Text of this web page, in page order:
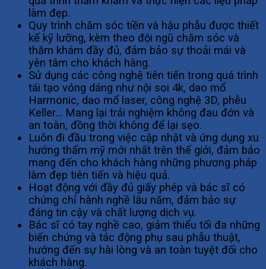
làm đẹp.
Quy trình chăm sóc tiền và hậu phẫu được thiết
kế kỹ lưỡng, kèm theo đội ngũ chăm sóc và
thăm khám đầy đủ, đảm bảo sự thoải mái và
yên tâm cho khách hàng.
Sử dụng các công nghệ tiên tiến trong quá trình
tái tạo vóng dáng như nội soi 4k, dao mổ
Harmonic, dao mổ laser, công nghệ 3D, phễu
Keller… Mang lại trải nghiệm không đau đớn và
an toàn, đồng thời không để lại sẹo.
Luôn đi đầu trong việc cập nhật và ứng dụng xu
hướng thẩm mỹ mới nhất trên thế giới, đảm bảo
mang đến cho khách hàng những phương pháp
làm đẹp tiên tiến và hiệu quả.
Hoạt động với đầy đủ giấy phép và bác sĩ có
chứng chỉ hành nghề lâu năm, đảm bảo sự
đáng tin cậy và chất lượng dịch vụ.
Bác sĩ có tay nghề cao, giảm thiểu tối đa những
biến chứng và tác động phụ sau phẫu thuật,
hướng đến sự hài lòng và an toàn tuyệt đối cho
khách hàng.